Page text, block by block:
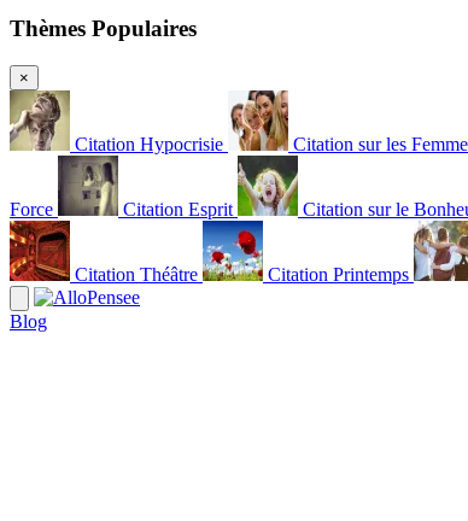
Thèmes Populaires
×
Citation Hypocrisie Citation sur les
Force Citation Esprit Citation sur le
Citation Théâtre Citation Printemps
Blog